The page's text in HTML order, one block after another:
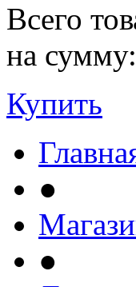
Всего
на сумму:
Купить
●
●